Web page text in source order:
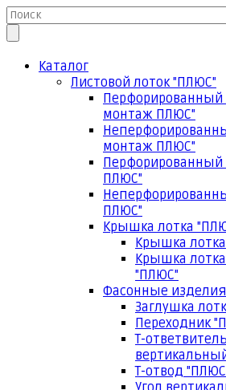
Каталог
Листовой лоток "ПЛЮС"
Перфорированный
монтаж ПЛЮС"
монтаж ПЛЮС"
Перфорированный
ПЛЮС"
ПЛЮС"
Крышка лотка
Крышка лотка
Крышка
"ПЛЮС"
Фасонные
Заглушка
Переходник
Т-
Т-отвод